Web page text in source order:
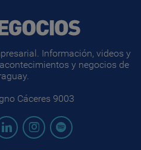
Información, videos y
y negocios de
Cáceres 9003